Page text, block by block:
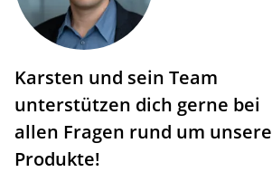
Karsten und sein Team
unterstützen dich gerne bei
allen Fragen rund um unsere
Produkte!